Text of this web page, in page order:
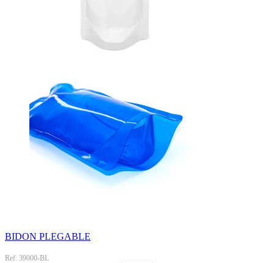
BIDON PLEGABLE
Ref: 39000-BL